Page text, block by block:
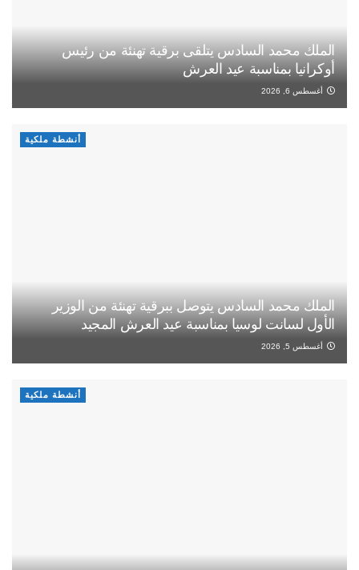
الملك محمد السادس يتلقى برقية تهنئة من رئيس
أوكرانيا بمناسبة عيد العرش
أغسطس 6, 2026
أنشطة ملكية
الملك محمد السادس يتوصل ببرقية تهنئة من الوزير
الأول لسانت لوسيا بمناسبة عيد العرش المجيد
أغسطس 5, 2026
أنشطة ملكية